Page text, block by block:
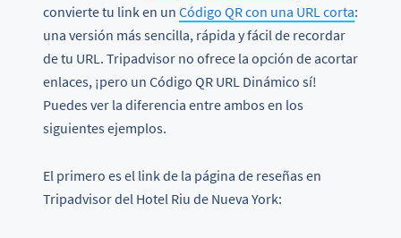
convierte tu link en un Código QR con una URL corta:
una versión más sencilla, rápida y fácil de recordar
de tu URL. Tripadvisor no ofrece la opción de acortar
enlaces, ¡pero un Código QR URL Dinámico sí!
Puedes ver la diferencia entre ambos en los
siguientes ejemplos.
El primero es el link de la página de reseñas en
Tripadvisor del Hotel Riu de Nueva York: